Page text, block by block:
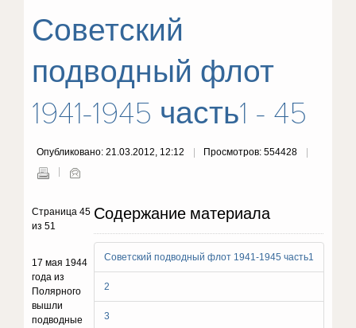
Советский
подводный флот
1941-1945 часть1 - 45
Опубликовано: 21.03.2012, 12:12 Просмотров: 554428
Содержание материала
Советский подводный флот 1941-1945 часть1
2
3
Страница 45
из 51
17 мая 1944
года из
Полярного
вышли
подводные